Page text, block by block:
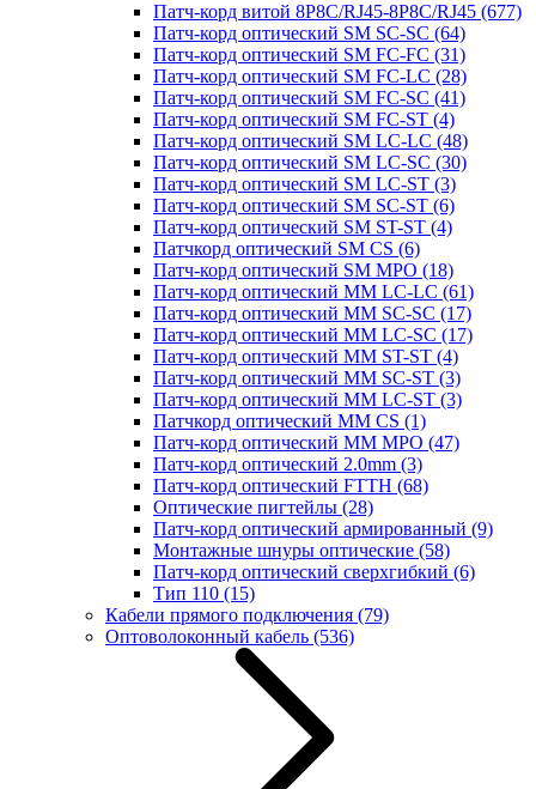
Патч-корд витой 8P8C/RJ45-8P8C/RJ45 (677)
Патч-корд оптический SM SC-SC (64)
Патч-корд оптический SM FC-FC (31)
Патч-корд оптический SM FC-LC (28)
Патч-корд оптический SM FC-SC (41)
Патч-корд оптический SM FC-ST (4)
Патч-корд оптический SM LC-LC (48)
Патч-корд оптический SM LC-SC (30)
Патч-корд оптический SM LC-ST (3)
Патч-корд оптический SM SC-ST (6)
Патч-корд оптический SM ST-ST (4)
Патчкорд оптический SM CS (6)
Патч-корд оптический SM MPO (18)
Патч-корд оптический MM LC-LC (61)
Патч-корд оптический MM SC-SC (17)
Патч-корд оптический MM LC-SC (17)
Патч-корд оптический MM ST-ST (4)
Патч-корд оптический MM SC-ST (3)
Патч-корд оптический MM LC-ST (3)
Патчкорд оптический MM CS (1)
Патч-корд оптический MM MPO (47)
Патч-корд оптический 2.0mm (3)
Патч-корд оптический FTTH (68)
Оптические пигтейлы (28)
Патч-корд оптический армированный (9)
Монтажные шнуры оптические (58)
Патч-корд оптический сверхгибкий (6)
Тип 110 (15)
Кабели прямого подключения (79)
Оптоволоконный кабель (536)